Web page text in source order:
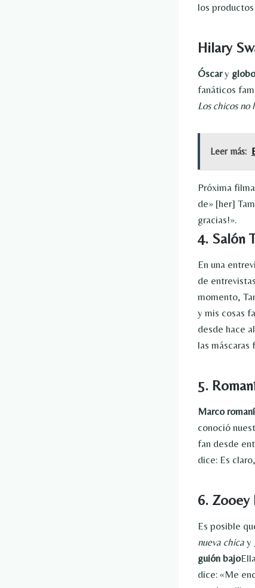
los
Hilary
Óscary
fanáticos
Los chicos no
Leer más:
Próxima
de» [her]
gracias!».
4. Salón
En una
de
momento,
y mis cosas
desde hace
las máscaras
5.
Marco romaní
conoció
fan desde
dice: Es
6. Zooey
Es posible
nueva chica y
guión bajo
dice: «Me